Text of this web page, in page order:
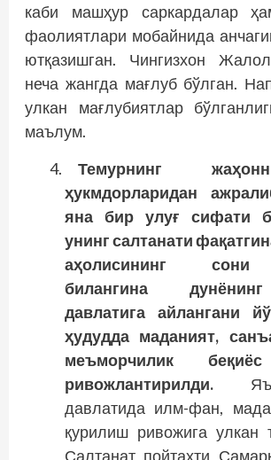
каби машҳур саркардалар
фаолиятлари мобайнида
ютқазишган. Чингизхон
неча жангда мағлуб бўлган.
улкан мағлубиятлар
маълум.
Темурнинг
ҳукмдорларидан
яна бир улуғ сифати
унинг салтанати
аҳолисининг сони
билангина
давлатига айлангани
ҳудудда маданият,
меъморчилик
ривожлантирилди.
давлатида илм-фан,
қурилиш ривожига улкан
Салтанат пойтахти